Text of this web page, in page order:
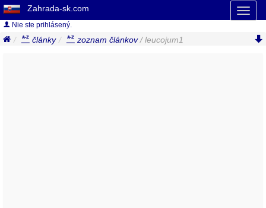
Zahrada-sk.com
Nie ste prihlásený.
články zoznam článkov/ leucojum1